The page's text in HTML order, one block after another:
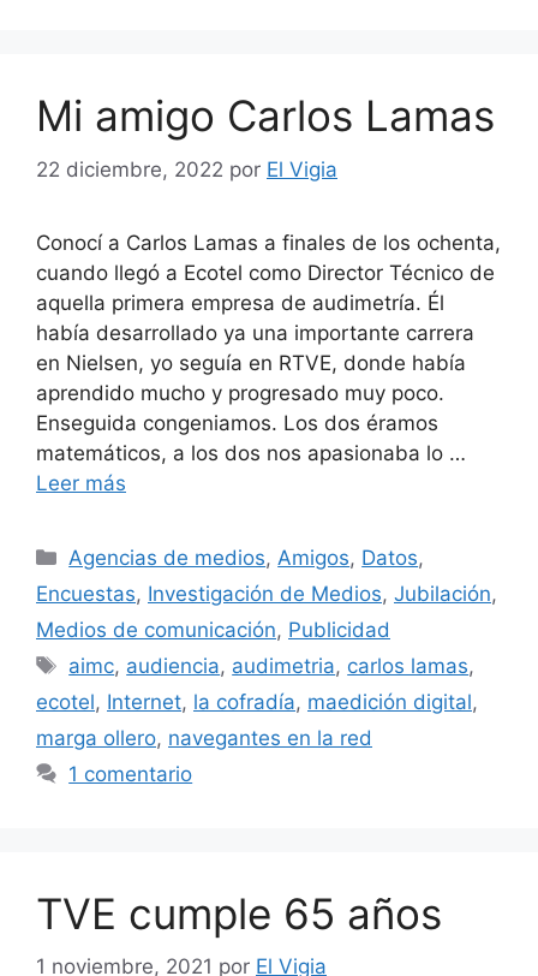
Mi amigo Carlos Lamas
22 diciembre, 2022 por El Vigia
Conocí a Carlos Lamas a finales de los ochenta,
cuando llegó a Ecotel como Director Técnico de
aquella primera empresa de audimetría. Él
había desarrollado ya una importante carrera
en Nielsen, yo seguía en RTVE, donde había
aprendido mucho y progresado muy poco.
Enseguida congeniamos. Los dos éramos
matemáticos, a los dos nos apasionaba lo …
Leer más
Categorías
Agencias de medios, Amigos, Datos,
Encuestas, Investigación de Medios, Jubilación,
Medios de comunicación, Publicidad
Etiquetas
aimc, audiencia, audimetria, carlos lamas,
ecotel, Internet, la cofradía, maedición digital,
marga ollero, navegantes en la red
1 comentario
TVE cumple 65 años
1 noviembre, 2021 por El Vigia